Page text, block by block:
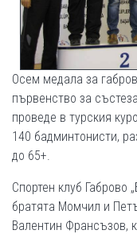
Осем медала за
първенство за
проведе в турския
140 бадминтонисти,
до 65+.
Спортен клуб Габрово
братята Момчил и
Валентин Франсъзов,